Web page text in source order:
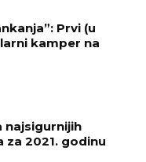
Prvi (u
kamper na
najsigurnijih
za 2021. godinu